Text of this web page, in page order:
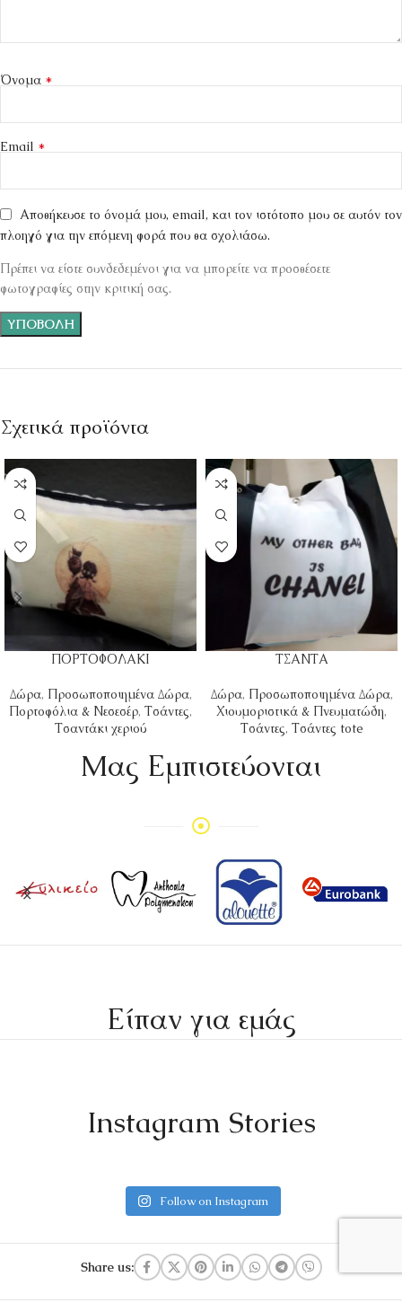
Όνομα *
Email *
Αποθήκευσε το όνομά μου, email, και τον ιστότοπο μου σε αυτόν τον
πλοηγό για την επόμενη φορά που θα σχολιάσω.
Πρέπει να είστε συνδεδεμένοι για να μπορείτε να προσθέσετε
φωτογραφίες στην κριτική σας.
Σχετικά προϊόντα
ΠΟΡΤΟΦΟΛΑΚΙ
Δώρα, Προσωποποιημένα Δώρα,
Πορτοφόλια & Νεσεσέρ, Τσάντες,
Τσαντάκι χεριού
ΤΣΑΝΤΑ
Δώρα, Προσωποποιημένα Δώρα,
Χιουμοριστικά & Πνευματώδη,
Τσάντες, Τσάντες tote
Mας Εμπιστεύονται
Είπαν για εμάς
Instagram Stories
Follow on Instagram
Share us: